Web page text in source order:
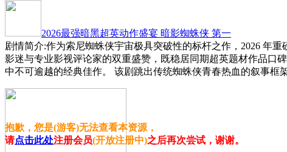
2026最强暗黑超英动作盛宴 暗影蜘蛛侠 第一
剧情简介:作为索尼蜘蛛侠宇宙极具突破性的标杆之作，2026 年
影迷与专业影视评论家的双重盛赞，既稳居同期超英题材作品口
中不可逾越的经典佳作。 该剧跳出传统蜘蛛侠青春热血的叙事框
抱歉，您是(游客)无法查看本资源，
请点击此处注册会员(开放注册中)之后再次尝试，谢谢。